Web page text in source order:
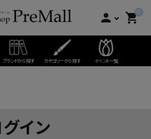
person 0
shopping_cart
ブランドから探す カテゴリーから探す イベント一覧
イン